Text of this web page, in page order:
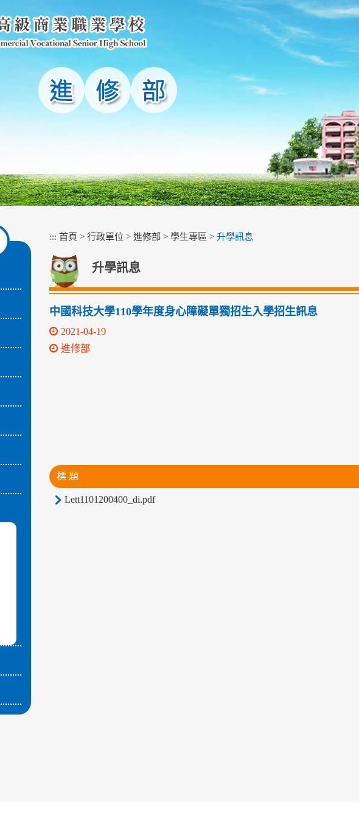
::: 首頁 > 行政單位 > 進修部 > 學生專區 > 升學訊息
升學訊息
中國科技大學110學年度身心障礙單獨招生入學招生訊息
2021-04-19
進修部
標 題
Lett1101200400_di.pdf